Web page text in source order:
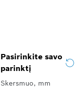
Pasirinkite savo
parinktį
Skersmuo, mm